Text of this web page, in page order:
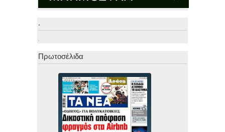
.
.
Πρωτοσέλιδα